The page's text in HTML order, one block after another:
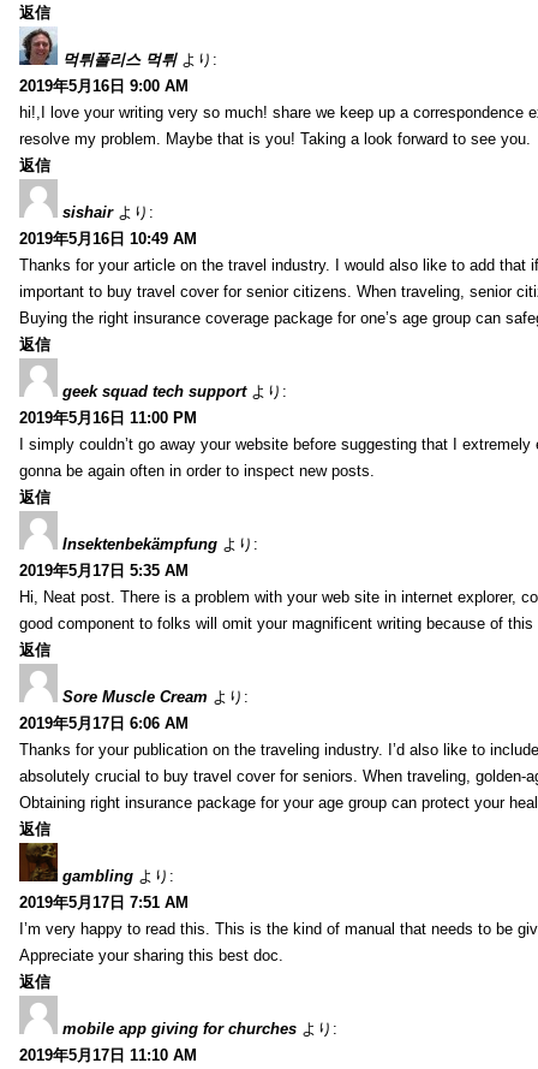
返信
먹튀폴리스 먹튀 より:
2019年5月16日 9:00 AM
hi!,I love your writing very so much! share we keep up a correspondence
resolve my problem. Maybe that is you! Taking a look forward to see you.
返信
sishair より:
2019年5月16日 10:49 AM
Thanks for your article on the travel industry. I would also like to add that
important to buy travel cover for senior citizens. When traveling, senior
Buying the right insurance coverage package for one’s age group can
返信
geek squad tech support より:
2019年5月16日 11:00 PM
I simply couldn’t go away your website before suggesting that I
gonna be again often in order to inspect new posts.
返信
Insektenbekämpfung より:
2019年5月17日 5:35 AM
Hi, Neat post. There is a problem with your web site in internet explorer,
good component to folks will omit your magnificent writing because of this
返信
Sore Muscle Cream より:
2019年5月17日 6:06 AM
Thanks for your publication on the traveling industry. I’d also like to
absolutely crucial to buy travel cover for seniors. When traveling, golden-
Obtaining right insurance package for your age group can protect your
返信
gambling より:
2019年5月17日 7:51 AM
I’m very happy to read this. This is the kind of manual that needs to be
Appreciate your sharing this best doc.
返信
mobile app giving for churches より:
2019年5月17日 11:10 AM